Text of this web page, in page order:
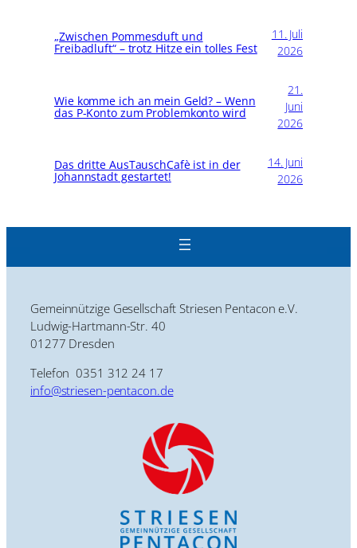
„Zwischen Pommesduft und
Freibadluft“ – trotz Hitze ein tolles Fest
11. Juli
2026
Wie komme ich an mein Geld? – Wenn
das P-Konto zum Problemkonto wird
21.
Juni
2026
Das dritte AusTauschCafè ist in der
Johannstadt gestartet!
14. Juni
2026
Gemeinnützige Gesellschaft Striesen Pentacon e.V.
Ludwig-Hartmann-Str. 40
01277 Dresden
Telefon 0351 312 24 17
info@striesen-pentacon.de